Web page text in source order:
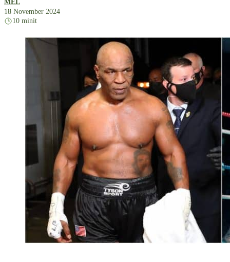
MEL
18 November 2024
10 minit